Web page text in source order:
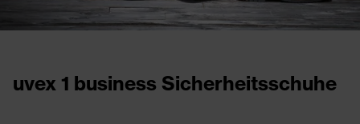
uvex 1 business Sicherheitsschuhe